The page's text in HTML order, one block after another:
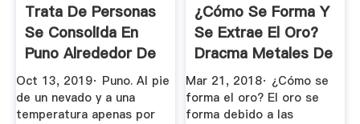
Trata De Personas
Se Consolida En
Puno Alrededor De
La ...
Oct 13, 2019· Puno. Al pie
de un nevado y a una
temperatura apenas por
¿Cómo Se Forma Y
Se Extrae El Oro?
Dracma Metales De
...
Mar 21, 2018· ¿Cómo se
forma el oro? El oro se
forma debido a las